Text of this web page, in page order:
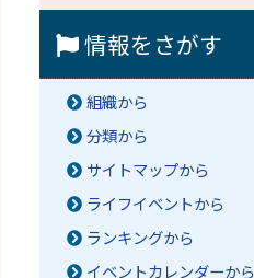
情報をさがす
組織から
分類から
サイトマップから
ライフイベントから
ランキングから
イベントカレンダーから